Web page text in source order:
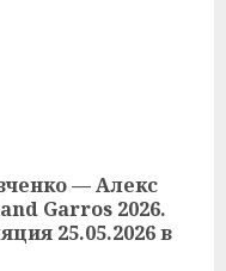
— Алекс
Garros 2026.
25.05.2026 в